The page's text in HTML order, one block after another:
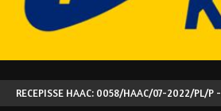
RECEPISSE HAAC: 0058/HAAC/07-2022/PL/P -